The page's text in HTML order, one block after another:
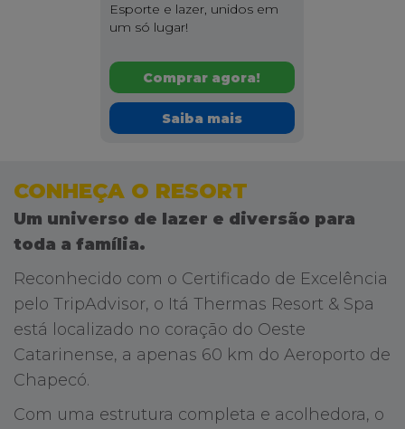
Esporte e lazer, unidos em
um só lugar!
Comprar agora!
Saiba mais
CONHEÇA O RESORT
Um universo de lazer e diversão para
toda a família.
Reconhecido com o Certificado de Excelência
pelo TripAdvisor, o Itá Thermas Resort & Spa
está localizado no coração do Oeste
Catarinense, a apenas 60 km do Aeroporto de
Chapecó.
Com uma estrutura completa e acolhedora, o